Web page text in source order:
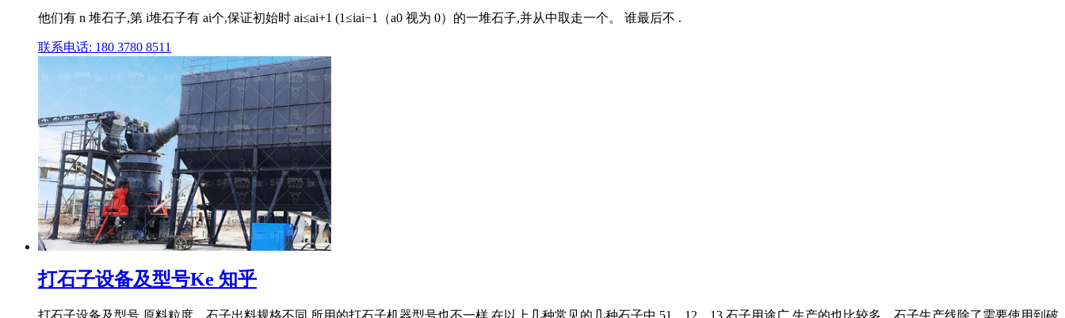
他们有 n 堆石子,第 i堆石子有 ai个,保证初始时 ai≤ai+1 (1≤iai−1（a0 视为 0）的一堆石子,并从中取走一个。 谁最后不 .
联系电话: 180 3780 8511
打石子设备及型号Ke 知乎
打石子设备及型号 原料粒度、石子出料规格不同,所用的打石子机器型号也不一样,在以上几种常见的几种石子中,51、12、13 石子用途广,生产的也比较多。石子生产线除了需要使用到破